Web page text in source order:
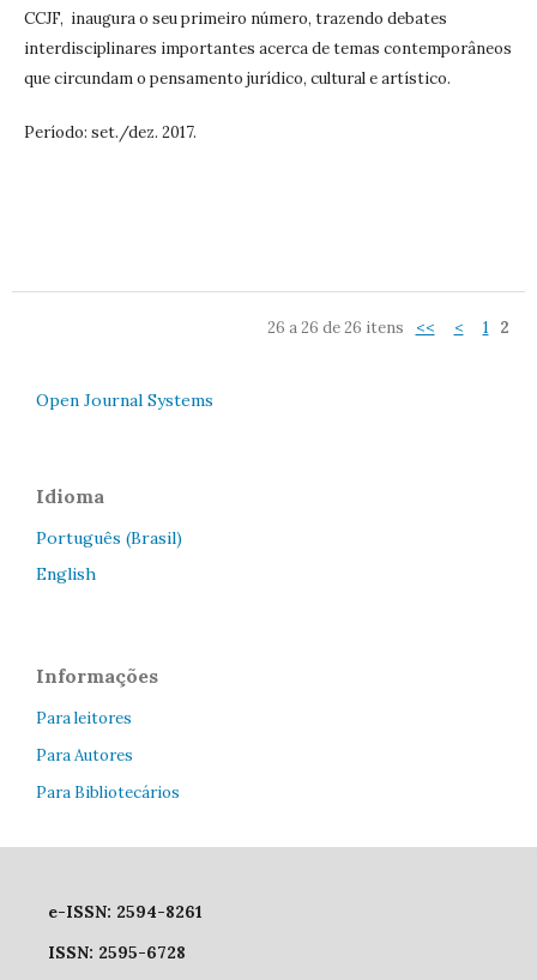
CCJF, inaugura o seu primeiro número, trazendo debates
interdisciplinares importantes acerca de temas contemporâneos
que circundam o pensamento jurídico, cultural e artístico.
Período: set./dez. 2017.
26 a 26 de 26 itens << < 1 2
Open Journal Systems
Idioma
Português (Brasil)
English
Informações
Para leitores
Para Autores
Para Bibliotecários
e-ISSN: 2594-8261
ISSN: 2595-6728